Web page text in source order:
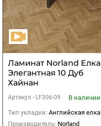
Ламинат Norland Елка
Элегантная 10 Дуб
Хайнан
Артикул - LF306-09
В наличии
Тип укладки: Английская елка
Производитель: Norland